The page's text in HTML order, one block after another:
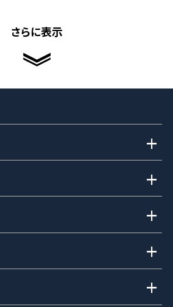
さらに表示
+
+
+
+
+